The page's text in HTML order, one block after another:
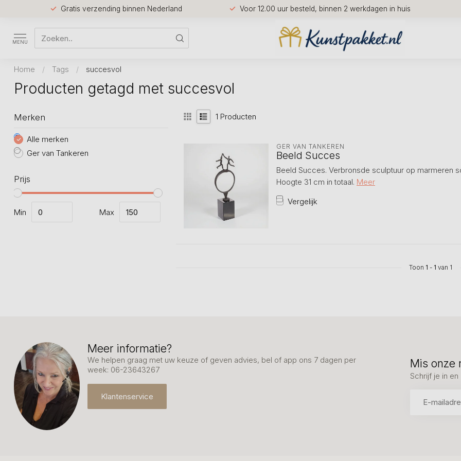
Gratis verzending binnen Nederland Voor 12.00 uur besteld, binnen 2 werkdagen in huis
MENU
Home / Tags / succesvol
Producten getagd met succesvol
Merken
Alle merken
Ger van Tankeren
Prijs
Min Max
1 Producten
GER VAN TANKEREN
Beeld Succes
Beeld Succes. Verbronsde sculptuur op marmeren
Hoogte 31 cm in totaal. Meer
Vergelijk
Toon 1 - 1 van 1
Meer informatie?
We helpen graag met uw keuze of geven advies, bel of app ons 7 dagen per
week: 06-23643267
Klantenservice
Mis onze
Schrijf je in